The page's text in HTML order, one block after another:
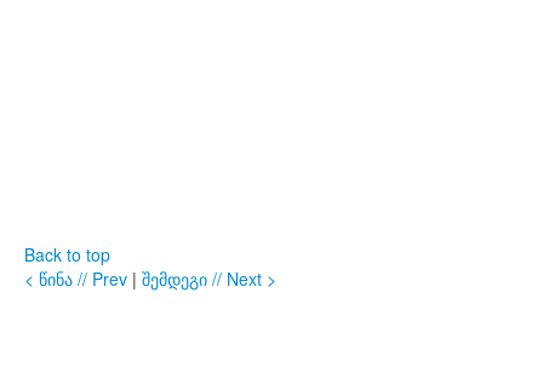
Back to top
< წინა // Prev | შემდეგი // Next >